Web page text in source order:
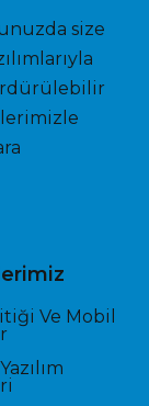
size
Ve Mobil